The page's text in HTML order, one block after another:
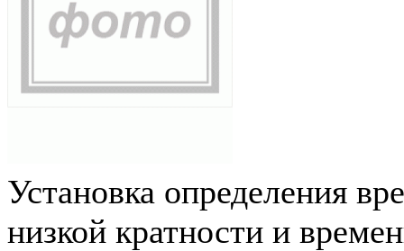
Установка определения
низкой кратности и